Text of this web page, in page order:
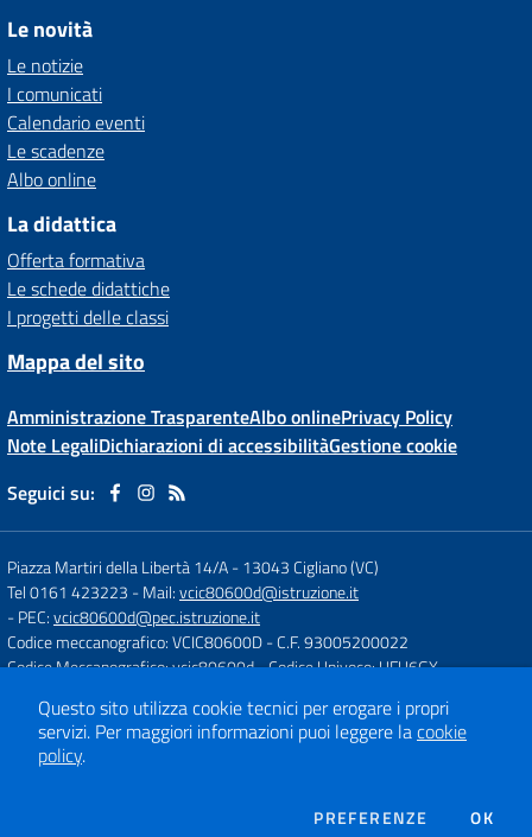
Le novità
Le notizie
I comunicati
Calendario eventi
Le scadenze
Albo online
La didattica
Offerta formativa
Le schede didattiche
I progetti delle classi
Mappa del sito
Amministrazione TrasparenteAlbo onlinePrivacy Policy
Note LegaliDichiarazioni di accessibilitàGestione cookie
Seguici su:
Piazza Martiri della Libertà 14/A-13043 Cigliano (VC)
Tel 0161 423223 - Mail:vcic80600d@istruzione.it
- PEC:vcic80600d@pec.istruzione.it
Codice meccanografico: VCIC80600D- C.F. 93005200022
Codice Meccanografico: vcic80600d- Codice Univoco: UFU6GX
Concept & Design by
Designers Italia
Questo sito utilizza cookie tecnici per erogare i propri
servizi. Per maggiori informazioni puoi leggere lacookie
policy.
PREFERENZE DEI COOKIE
OK